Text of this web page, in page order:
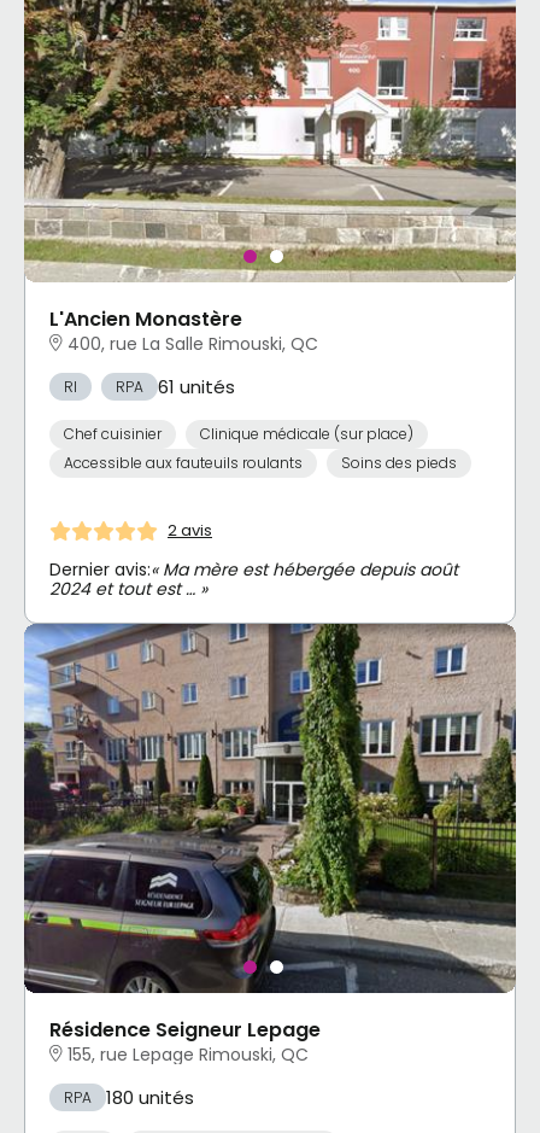
L'Ancien Monastère
400, rue La Salle Rimouski, QC
RI RPA 61 unités
Chef cuisinier
Clinique médicale (sur place)
Accessible aux fauteuils roulants
Soins des pieds
2 avis
Dernier avis:« Ma mère est hébergée depuis août
2024 et tout est … »
Résidence Seigneur Lepage
155, rue Lepage Rimouski, QC
RPA 180 unités